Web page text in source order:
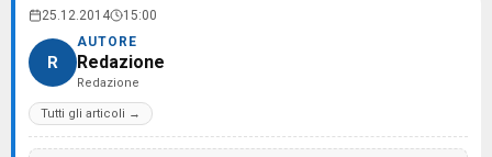
25.12.2014 15:00
R
AUTORE
Redazione
Redazione
Tutti gli articoli →